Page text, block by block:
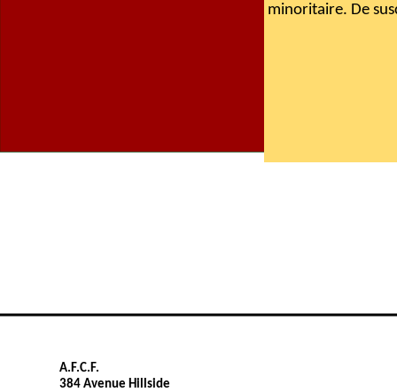
A.F.C.F.
384 Avenue Hillside
minoritaire. De